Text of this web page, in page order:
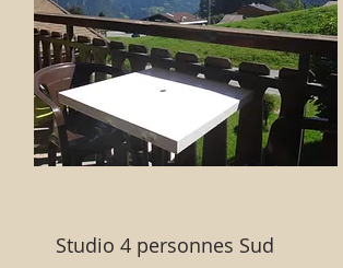
Studio 4 personnes Sud